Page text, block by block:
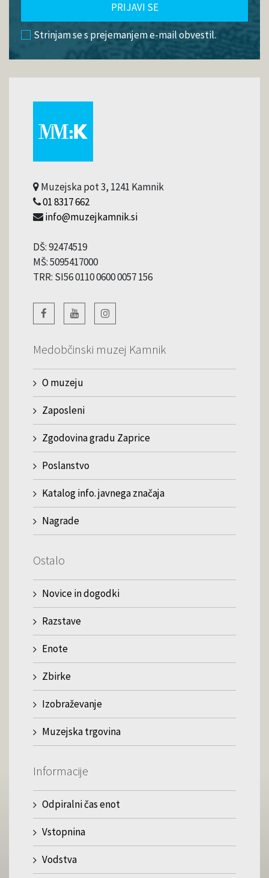
PRIJAVI SE
Strinjam se s prejemanjem e-mail obvestil.
Muzejska pot 3, 1241 Kamnik
01 8317 662
info@muzejkamnik.si
DŠ: 92474519
MŠ: 5095417000
TRR: SI56 0110 0600 0057 156
Medobčinski muzej Kamnik
O muzeju
Zaposleni
Zgodovina gradu Zaprice
Poslanstvo
Katalog info. javnega značaja
Nagrade
Ostalo
Novice in dogodki
Razstave
Enote
Zbirke
Izobraževanje
Muzejska trgovina
Informacije
Odpiralni čas enot
Vstopnina
Vodstva